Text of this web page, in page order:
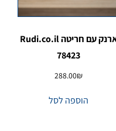
ארנק עם חריטה Rudi.co.il
78423
288.00₪
הוספה לסל